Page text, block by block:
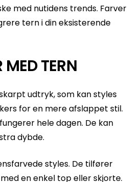
med nutidens trends. Farver
tern i din eksisterende
MED TERN
udtryk, som kan styles
for en mere afslappet stil.
hele dagen. De kan
dybde.
styles. De tilfører
en enkel top eller skjorte.